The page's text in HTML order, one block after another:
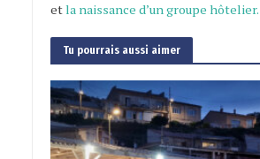
etla naissance d’un groupe hôtelier.
Tu pourrais aussi aimer